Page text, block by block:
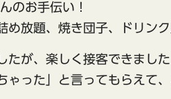
のお手伝い！
め放題、焼き団子、ドリン
が、楽しく接客できました
ゃった」と言ってもらえて